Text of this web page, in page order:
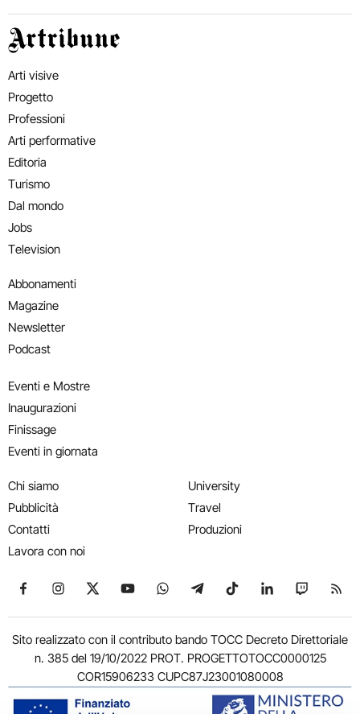
Artribune
Arti visive
Progetto
Professioni
Arti performative
Editoria
Turismo
Dal mondo
Jobs
Television
Abbonamenti
Magazine
Newsletter
Podcast
Eventi e Mostre
Inaugurazioni
Finissage
Eventi in giornata
Chi siamo
Pubblicità
Contatti
Lavora con noi
University
Travel
Produzioni
Seguici su Facebook
Seguici su Instagram
Seguici su X
Seguici su YouTube
Seguici su WhatsApp
Seguici su Telegram
Seguici su TikTok
Seguici su
Seguici
Sito realizzato con il contributo bando TOCC Decreto Direttoriale
n. 385 del 19/10/2022 PROT. PROGETTOTOCC0000125
COR15906233 CUPC87J23001080008